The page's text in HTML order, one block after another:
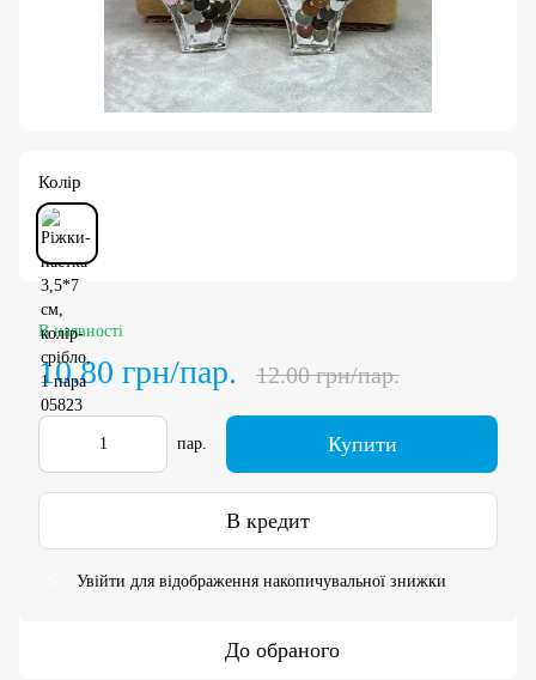
Колір
В наявності
10.80 грн/пар. 12.00 грн/пар.
пар. Купити
В кредит
Увійти для відображення накопичувальної знижки
До обраного